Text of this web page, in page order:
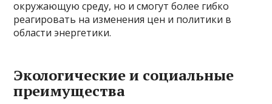
окружающую среду, но и смогут более гибко
реагировать на изменения цен и политики в
области энергетики.
Экологические и социальные
преимущества